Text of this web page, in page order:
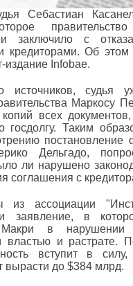
Себастиан
заключило с
кредиторами. Об
издание Infobae.
судья
Маркосу
копий всех
госдолгу. Таким
постановление
Дельгадо,
ли нарушено
соглашения с
из ассоциации
заявление, в
Макри в нарушении
властью и растрате.
вступит в
вырасти до $384 млрд.